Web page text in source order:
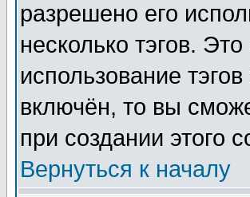
разрешено его
несколько тэгов.
использование
включён, то вы
при создании этого
Вернуться к началу